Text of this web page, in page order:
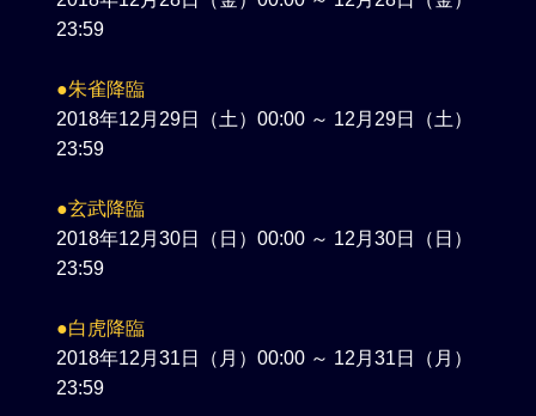
23:59
●朱雀降臨
2018年12月29日（土）00:00 ～ 12月29日（土）
23:59
●玄武降臨
2018年12月30日（日）00:00 ～ 12月30日（日）
23:59
●白虎降臨
2018年12月31日（月）00:00 ～ 12月31日（月）
23:59